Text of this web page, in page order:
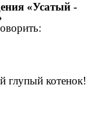
«Усатый -
глупый котенок!